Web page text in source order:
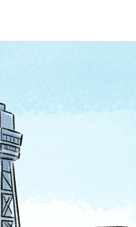
解体工